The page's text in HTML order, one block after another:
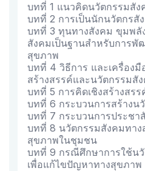
บทที่ 1 แนวคิดนวัตกรรมสั
บทที่ 2 การเป็นนักนวัตกรสั
บทที่ 3 ทุนทางสังคม ขุมพลั
สังคมเป็นฐานสำหรับการพั
สุขภาพ
บทที่ 4 วิธีการ และเครื่อง
สร้างสรรค์และนวัตกรรมสั
บทที่ 5 การคิดเชิงสร้างสร
บทที่ 6 กระบวนการสร้างน
บทที่ 7 กระบวนการประชา
บทที่ 8 นวัตกรรมสังคมทา
สุขภาพในชุมชน
บทที่ 9 กรณีศึกษาการใช้น
เพื่อแก้ไขปัญหาทางสุขภาพ